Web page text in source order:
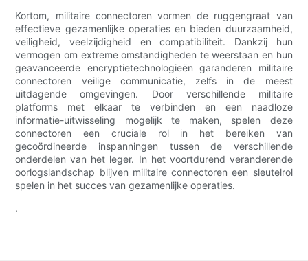
Kortom, militaire connectoren vormen de ruggengraat van
effectieve gezamenlijke operaties en bieden duurzaamheid,
veiligheid, veelzijdigheid en compatibiliteit. Dankzij hun
vermogen om extreme omstandigheden te weerstaan ​​en hun
geavanceerde encryptietechnologieën garanderen militaire
connectoren veilige communicatie, zelfs in de meest
uitdagende omgevingen. Door verschillende militaire
platforms met elkaar te verbinden en een naadloze
informatie-uitwisseling mogelijk te maken, spelen deze
connectoren een cruciale rol in het bereiken van
gecoördineerde inspanningen tussen de verschillende
onderdelen van het leger. In het voortdurend veranderende
oorlogslandschap blijven militaire connectoren een sleutelrol
spelen in het succes van gezamenlijke operaties.
.